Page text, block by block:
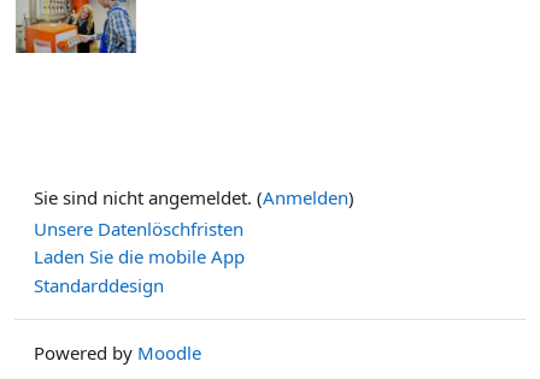
Sie sind nicht angemeldet. (Anmelden)
Unsere Datenlöschfristen
Laden Sie die mobile App
Standarddesign
Powered by Moodle